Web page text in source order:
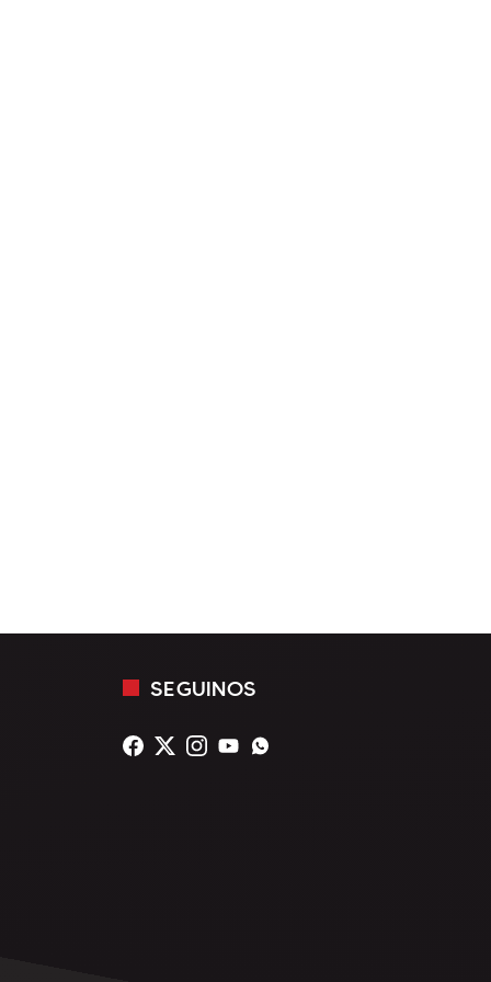
SEGUINOS